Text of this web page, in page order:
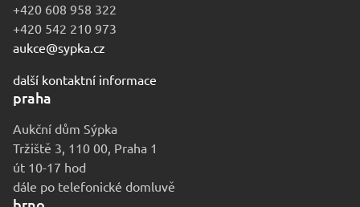
+420 608 958 322
+420 542 210 973
aukce@sypka.cz
další kontaktní informace
praha
Aukční dům Sýpka
Tržiště 3, 110 00, Praha 1
út 10-17 hod
dále po telefonické domluvě